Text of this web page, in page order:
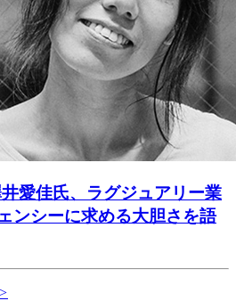
愛佳氏、ラグジュアリー業
ンシーに求める大胆さを語
>